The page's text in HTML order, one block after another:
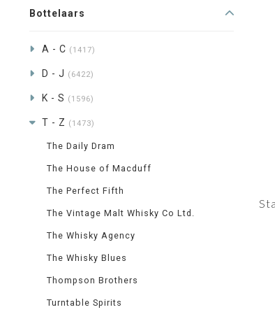
Bottelaars
A - C (1417)
D - J (6422)
K - S (1596)
T - Z (1473)
The Daily Dram
The House of Macduff
The Perfect Fifth
The Vintage Malt Whisky Co Ltd.
The Whisky Agency
The Whisky Blues
Thompson Brothers
Turntable Spirits